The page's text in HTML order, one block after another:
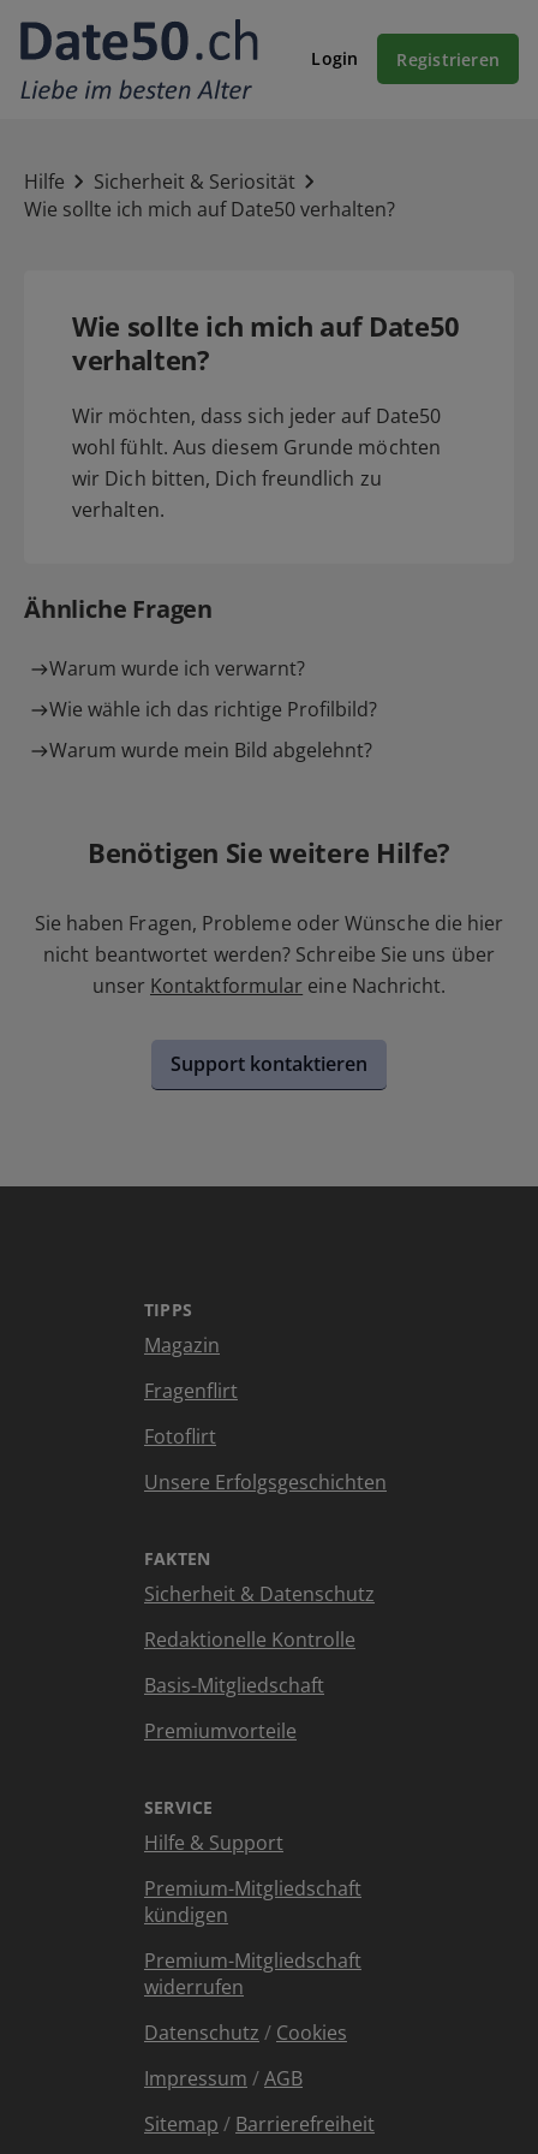
Login Registrieren
Hilfe
Sicherheit & Seriosität
Wie sollte ich mich auf Date50 verhalten?
Wie sollte ich mich auf Date50
verhalten?
Wir möchten, dass sich jeder auf Date50
wohl fühlt. Aus diesem Grunde möchten
wir Dich bitten, Dich freundlich zu
verhalten.
Ähnliche Fragen
Warum wurde ich verwarnt?
Wie wähle ich das richtige Profilbild?
Warum wurde mein Bild abgelehnt?
Benötigen Sie weitere Hilfe?
Sie haben Fragen, Probleme oder Wünsche die hier
nicht beantwortet werden? Schreibe Sie uns über
unser Kontaktformular eine Nachricht.
Support kontaktieren
TIPPS
Magazin
Fragenflirt
Fotoflirt
Unsere Erfolgsgeschichten
FAKTEN
Sicherheit & Datenschutz
Redaktionelle Kontrolle
Basis-Mitgliedschaft
Premiumvorteile
SERVICE
Hilfe & Support
Premium-Mitgliedschaft
kündigen
Premium-Mitgliedschaft
widerrufen
Datenschutz / Cookies
Impressum /AGB
Sitemap / Barrierefreiheit